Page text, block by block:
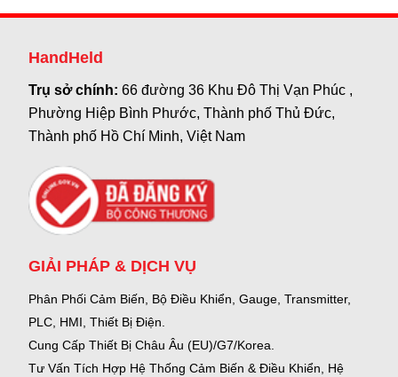
HandHeld
Trụ sở chính:66 đường 36 Khu Đô Thị Vạn Phúc ,
Phường Hiệp Bình Phước, Thành phố Thủ Đức,
Thành phố Hồ Chí Minh, Việt Nam
GIẢI PHÁP & DỊCH VỤ
Phân Phối Cảm Biến, Bộ Điều Khiển, Gauge, Transmitter,
PLC, HMI, Thiết Bị Điện.
Cung Cấp Thiết Bị Châu Âu (EU)/G7/Korea.
Tư Vấn Tích Hợp Hệ Thống Cảm Biến & Điều Khiển, Hệ